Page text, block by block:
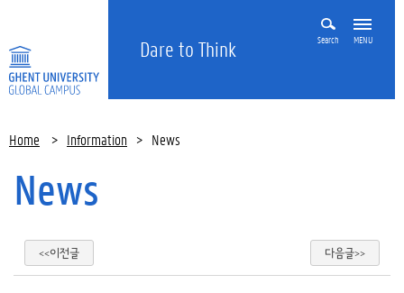
Dare to Think Search MENU
Home > Information > News
News
<<이전글 다음글>>